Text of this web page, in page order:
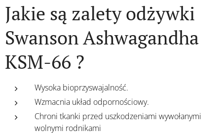
Jakie są zalety odżywki
Swanson Ashwagandha
KSM-66 ?
Wysoka bioprzyswajalność.
Wzmacnia układ odpornościowy.
Chroni tkanki przed uszkodzeniami wywołanymi
wolnymi rodnikami